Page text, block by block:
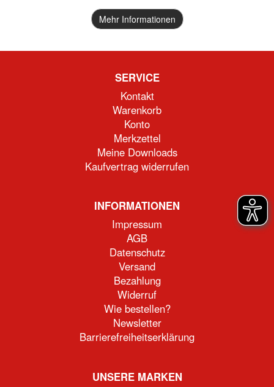
Mehr Informationen
SERVICE
Kontakt
Warenkorb
Konto
Merkzettel
Meine Downloads
Kaufvertrag widerrufen
INFORMATIONEN
Impressum
AGB
Datenschutz
Versand
Bezahlung
Widerruf
Wie bestellen?
Newsletter
Barrierefreiheitserklärung
UNSERE MARKEN